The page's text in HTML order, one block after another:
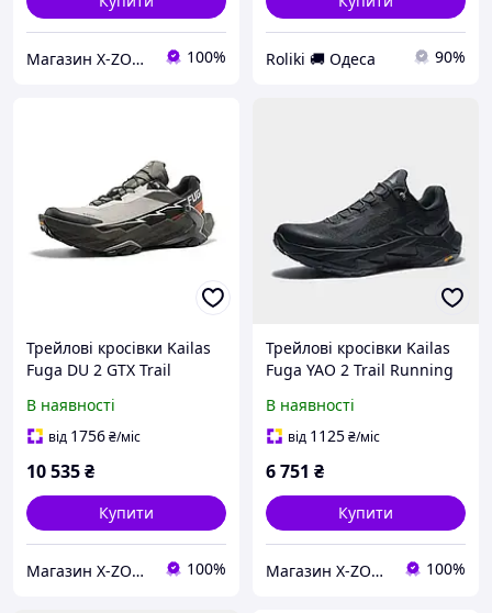
Магазин X-ZONE 100% Roliki 🚚 Одеса 90%
Трейлові кросівки Kailas
Fuga DU 2 GTX Trail
Gray (KS2533132)
В наявності
від 1756₴/міс
10 535₴
Купити
Магазин X-ZONE 100%
Трейлові кросівки Kailas
Fuga YAO 2 Trail Running
(KS2513113)
В наявності
від 1125₴/міс
6 751 ₴
Купити
Магазин X-ZONE 100%